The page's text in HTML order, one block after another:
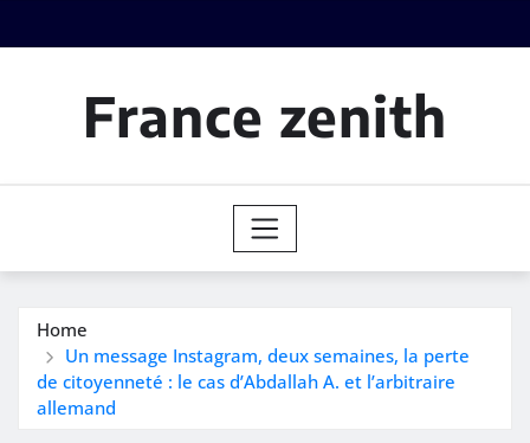
to
France zenith
Home
Un message Instagram, deux semaines, la perte
de citoyenneté : le cas d’Abdallah A. et l’arbitraire
allemand